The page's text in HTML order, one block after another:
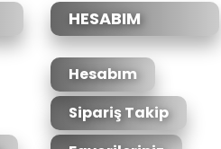
HESABIM
Hesabım
Sipariş Takip